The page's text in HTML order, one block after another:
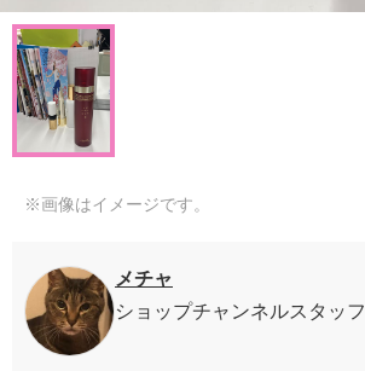
※画像はイメージです。
メチャ
ショップチャンネルスタッフ